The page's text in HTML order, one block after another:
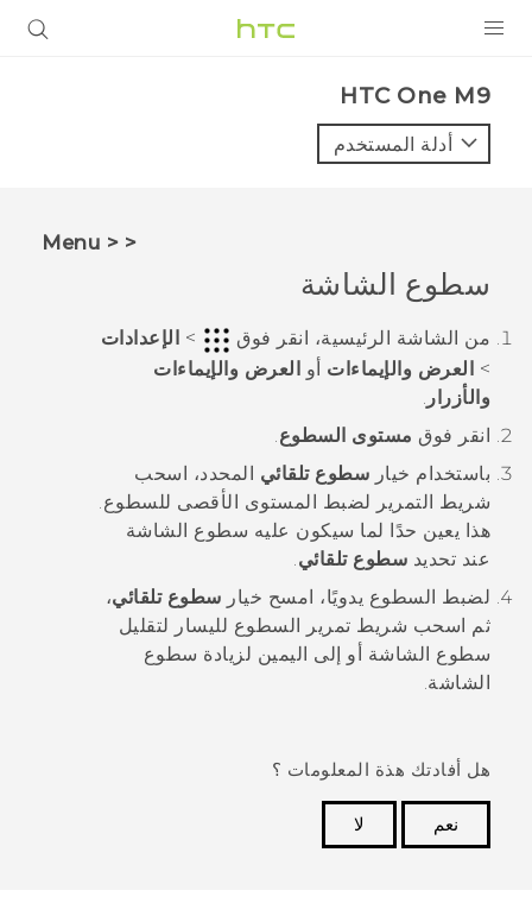
VIVE
VIVERSE
البرامج + التطبيقات
الدعم
أجهزة HTC والملحقات
HTC One M9‎
أدلة المستخدم
< < Menu
سطوع الشاشة
من الشاشة الرئيسية، انقر فوق >
الإعدادات
> العرض والإيماءات أو العرض والإيماءات
والأزرار
انقر فوق مستوى السطوع
باستخدام خيار سطوع تلقائي المحدد، اسحب
شريط التمرير لضبط المستوى الأقصى للسطوع.
هذا يعين حدًا لما سيكون عليه سطوع الشاشة
عند تحديد سطوع تلقائي
لضبط السطوع يدويًا، امسح خيار سطوع تلقائي،
ثم اسحب شريط تمرير السطوع لليسار لتقليل
سطوع الشاشة أو إلى اليمين لزيادة سطوع
الشاشة.
هل أفادتك هذة المعلومات ؟
نعم
لا